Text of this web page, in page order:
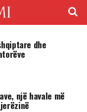
dhe
një havale më